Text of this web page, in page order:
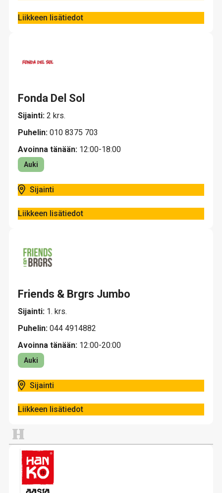
Liikkeen lisätiedot
Fonda Del Sol
Sijainti: 2 krs.
Puhelin: 010 8375 703
Avoinna tänään: 12:00-18:00
Auki
Sijainti
Liikkeen lisätiedot
Friends & Brgrs Jumbo
Sijainti: 1. krs.
Puhelin: 044 4914882
Avoinna tänään: 12:00-20:00
Auki
Sijainti
Liikkeen lisätiedot
H